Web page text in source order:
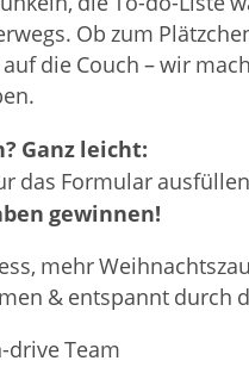
Ob zum
die Couch – wir
Ganz leicht:
das Formular
gewinnen!
mehr
& entspannt durch
drive Team